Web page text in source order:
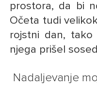
prostora, da bi
Očeta tudi
rojstni dan,
njega prišel
Nadaljevanje